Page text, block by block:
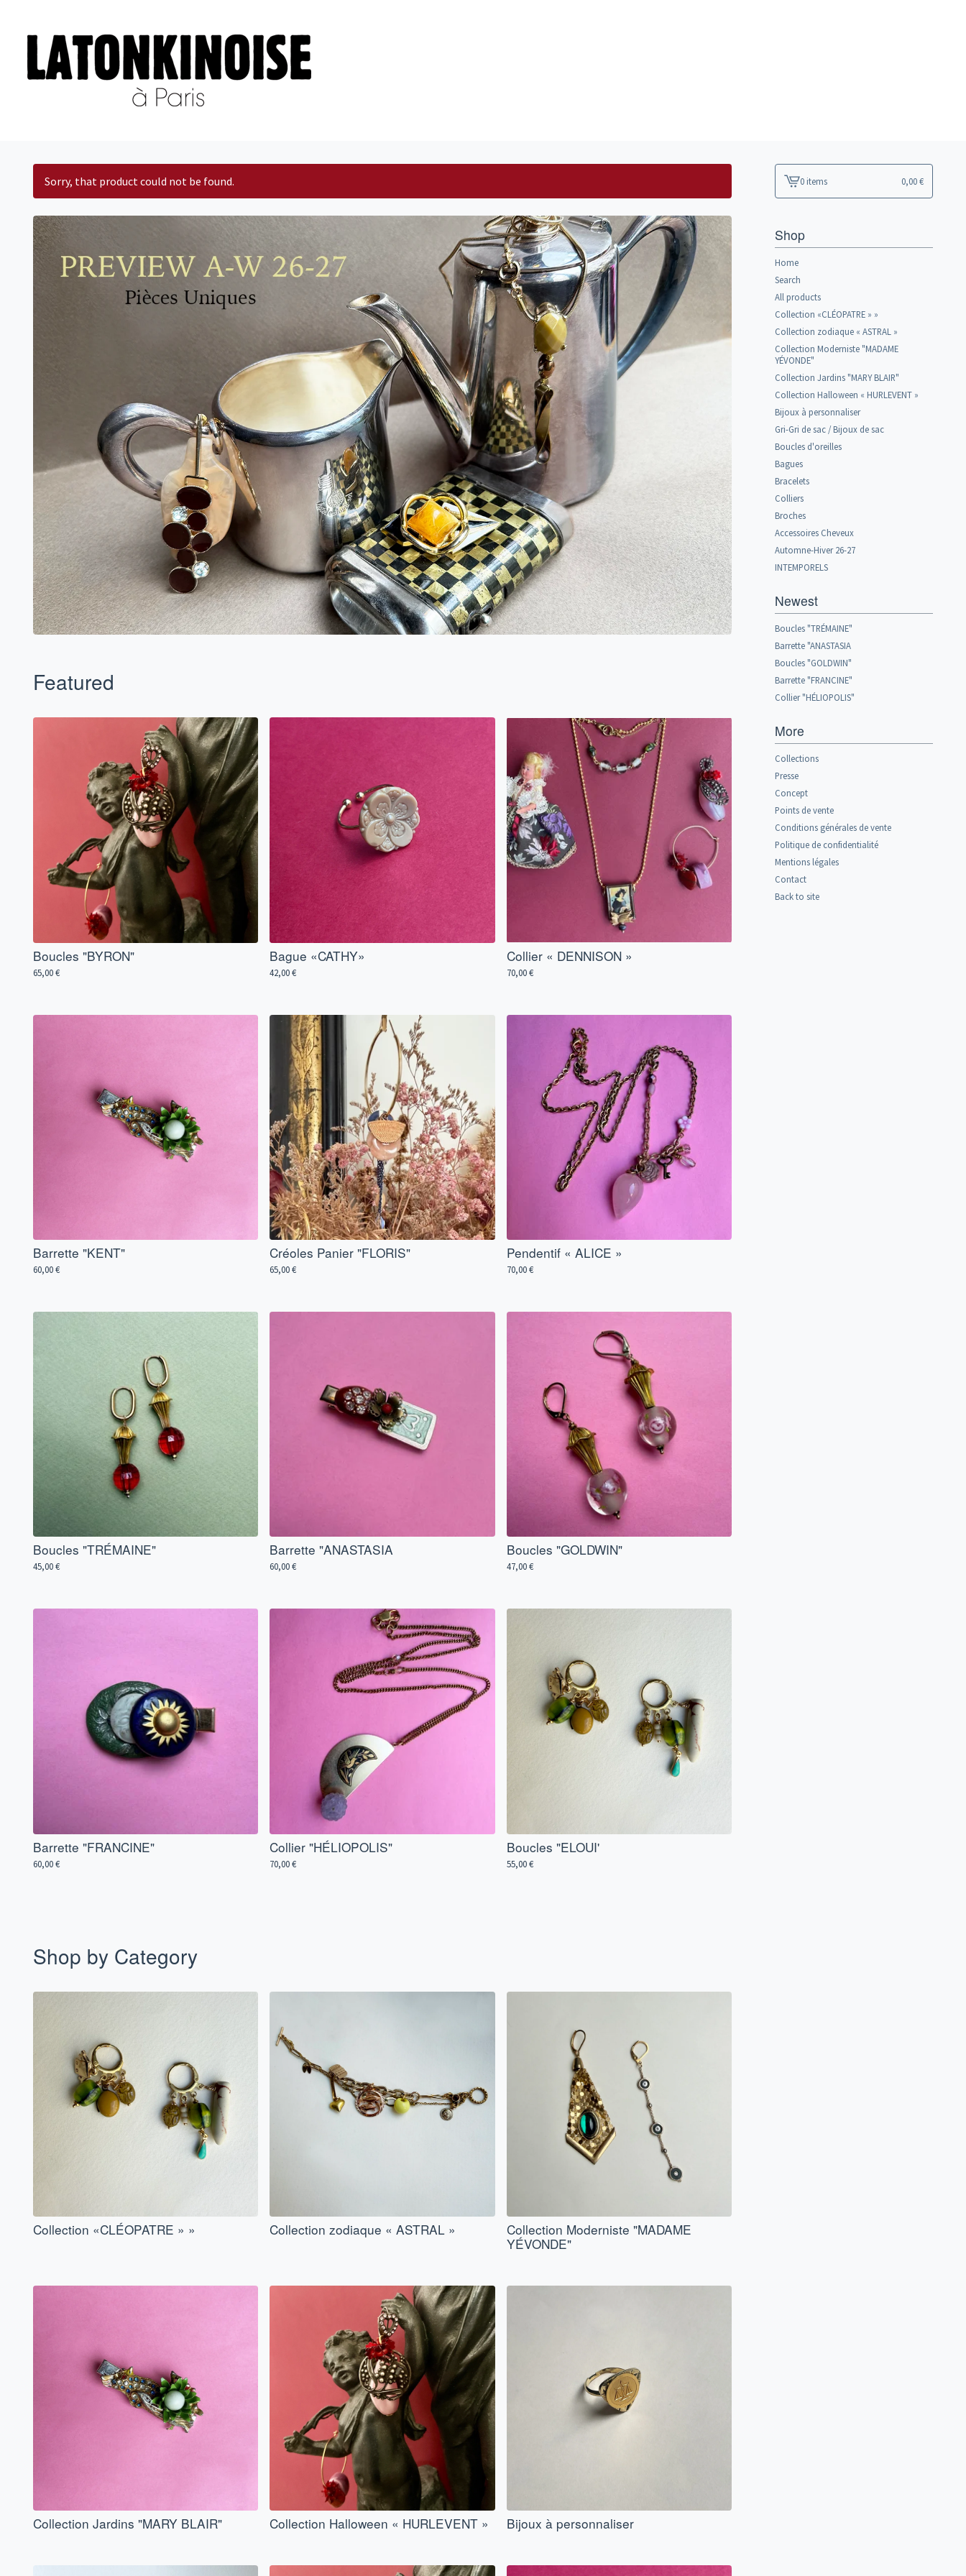
Sorry, that product could not be found.
Featured
Boucles "BYRON"
65,00€
Bague «CATHY»
42,00€
Collier « DENNISON »
70,00€
Barrette "KENT"
60,00€
Créoles Panier "FLORIS"
65,00€
Pendentif « ALICE »
70,00€
Boucles "TRÉMAINE"
45,00€
Barrette "ANASTASIA
60,00€
Boucles "GOLDWIN"
47,00€
Barrette "FRANCINE"
60,00€
Collier "HÉLIOPOLIS"
70,00€
Boucles "ELOUI'
55,00€
Shop by Category
Collection «CLÉOPATRE » » Collection zodiaque « ASTRAL »
Collection Moderniste "MADAME
YÉVONDE"
Collection Jardins "MARY BLAIR" Collection Halloween « HURLEVENT » Bijoux à personnaliser
View
cart
0 items 0,00€
Shop
Home
Search
All products
Collection «CLÉOPATRE » »
Collection zodiaque « ASTRAL »
Collection Moderniste "MADAME
YÉVONDE"
Collection Jardins "MARY BLAIR"
Collection Halloween « HURLEVENT »
Bijoux à personnaliser
Gri-Gri de sac / Bijoux de sac
Boucles d'oreilles
Bagues
Bracelets
Colliers
Broches
Accessoires Cheveux
Automne-Hiver 26-27
INTEMPORELS
Newest
Boucles "TRÉMAINE"
Barrette "ANASTASIA
Boucles "GOLDWIN"
Barrette "FRANCINE"
Collier "HÉLIOPOLIS"
More
Collections
Presse
Concept
Points de vente
Conditions générales de vente
Politique de confidentialité
Mentions légales
Contact
Back to site